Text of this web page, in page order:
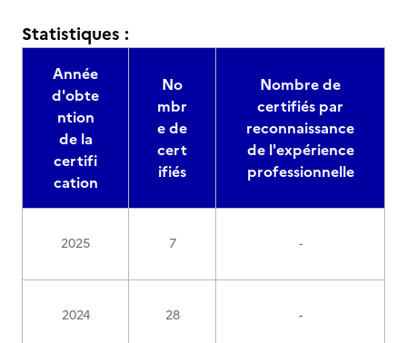
Statistiques :
Année
d'obte
ntion
de la
certifi
cation
No
mbr
e de
cert
ifiés
Nombre de
certifiés par
reconnaissance
de l'expérience
professionnelle
2025 7 -
2024 28 -